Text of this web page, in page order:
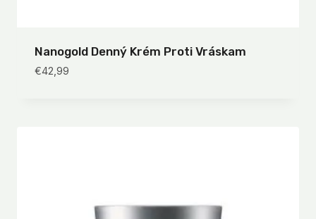
Nanogold Denný Krém Proti Vráskam
€42,99